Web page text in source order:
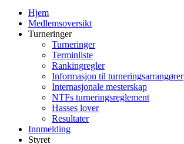
Hjem
Medlemsoversikt
Turneringer
Turneringer
Terminliste
Rankingregler
Informasjon til turneringsarrangører
Internasjonale mesterskap
NTFs turneringsreglement
Hasses lover
Resultater
Innmelding
Styret